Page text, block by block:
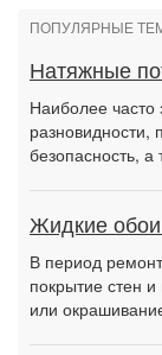
ПОПУЛЯРНЫЕ
Натяжные
Наиболее
разновидности,
безопасность,
Жидкие
В период
покрытие стен
или